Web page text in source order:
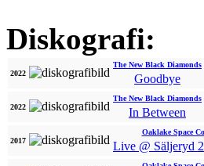
Diskografi:
2022
The New Black Diamonds
Goodbye
2022
The New Black Diamonds
In Between
2017
Oaklake Space
Live @ Säljeryd